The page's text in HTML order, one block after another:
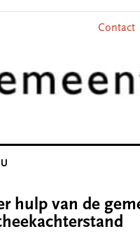
Contact
hulp van de